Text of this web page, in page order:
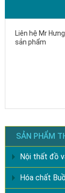
Liên hệ Mr
sản phẩm
SẢN PHẨM
Nội thất đồ
Hóa chất